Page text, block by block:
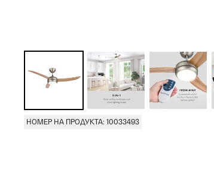
НОМЕР НА ПРОДУКТА: 10033493